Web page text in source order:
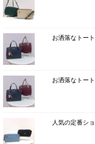
お洒落なトー
お洒落なトー
人気の定番シ